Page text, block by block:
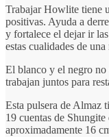
Trabajar Howlite tiene
positivas. Ayuda a
y fortalece el dejar ir
estas cualidades de
El blanco y el negro no
trabajan juntos para
Esta pulsera de Almaz
19 cuentas de
aproximadamente 16